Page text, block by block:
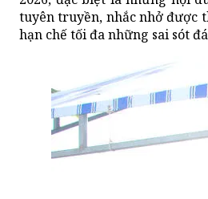
tuyên truyền, nhắc nhở được
hạn chế tối đa những sai sót